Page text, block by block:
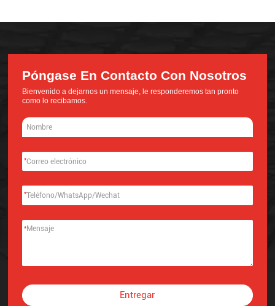
Póngase En Contacto Con Nosotros
Bienvenido a dejarnos un mensaje, le responderemos tan pronto
como lo recibamos.
*
*
*
Entregar